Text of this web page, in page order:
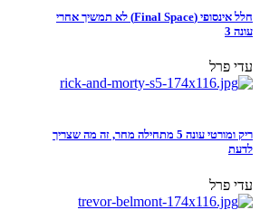
חלל אינסופי (Final Space) לא תמשיך אחרי
עונה 3
עדי פרל
ריק ומורטי עונה 5 מתחילה מחר, זה מה שצריך
לדעת
עדי פרל